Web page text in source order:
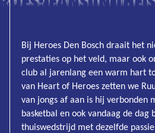
Bij Heroes Den Bosch draait het
prestaties op het veld, maar ook
club al jarenlang een warm hart
van Heart of Heroes zetten we
van jongs af aan is hij verbonden
basketbal en ook vandaag de
thuiswedstrijd met dezelfde